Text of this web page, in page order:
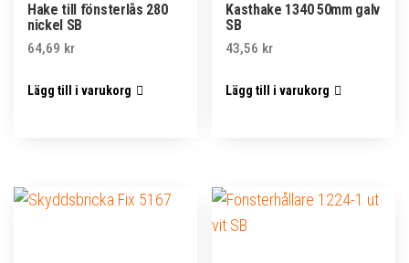
Hake till fönsterlås 280
nickel SB
64,69 kr
Lägg till i varukorg
Kasthake 1340 50mm galv
SB
43,56 kr
Lägg till i varukorg